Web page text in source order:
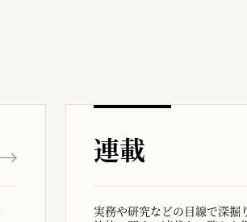
連載
実務や研究などの目線で深掘